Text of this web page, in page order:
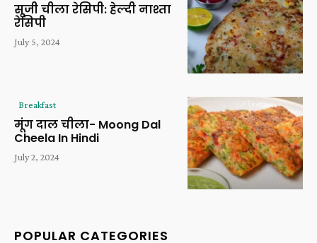
सूजी चीला रेसिपी: हेल्दी नाश्ता
रेसिपी
July 5, 2024
Breakfast
मूंग दाल चीला- Moong Dal
Cheela In Hindi
July 2, 2024
POPULAR CATEGORIES